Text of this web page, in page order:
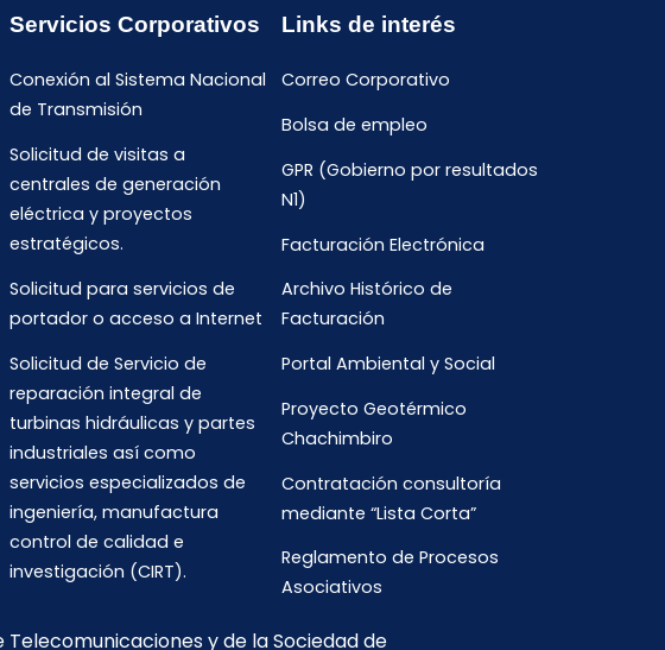
Servicios Corporativos
Conexión al Sistema Nacional
de Transmisión
Solicitud de visitas a
centrales de generación
eléctrica y proyectos
estratégicos.
Solicitud para servicios de
portador o acceso a Internet
Solicitud de Servicio de
reparación integral de
turbinas hidráulicas y partes
industriales así como
servicios especializados de
ingeniería, manufactura
control de calidad e
investigación (CIRT).
Links de interés
Correo Corporativo
Bolsa de empleo
GPR (Gobierno por resultados
N1)
Facturación Electrónica
Archivo Histórico de
Facturación
Portal Ambiental y Social
Proyecto Geotérmico
Chachimbiro
Contratación consultoría
mediante “Lista Corta”
Reglamento de Procesos
Asociativos
y de la Sociedad de